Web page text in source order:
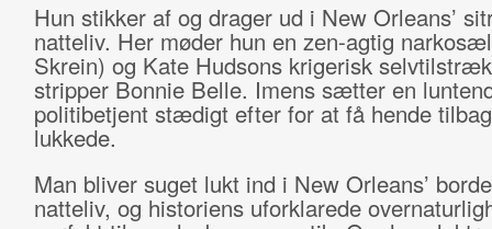
Hun stikker af og drager ud i New Orleans’
natteliv. Her møder hun en zen-agtig
Skrein) og Kate Hudsons krigerisk
stripper Bonnie Belle. Imens sætter en
politibetjent stædigt efter for at få hende
lukkede.
Man bliver suget lukt ind i New Orleans’
natteliv, og historiens uforklarede